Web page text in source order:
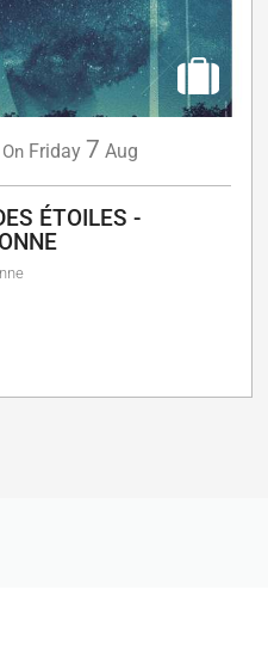
On Friday 7 Aug
ÉTOILES -